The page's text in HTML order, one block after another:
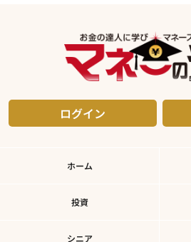
ログイン
ホーム
投資
シニア